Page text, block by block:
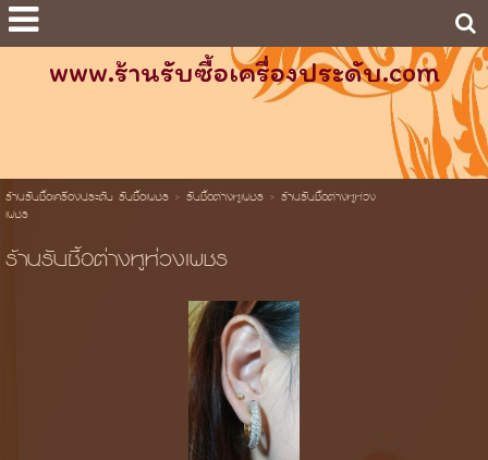
www.ร้านรับซื้อเครื่องประดับ.com
ร้านรับซื้อเครื่องประดับ รับซื้อเพชร> รับซื้อต่างหูเพชร> ร้านรับซื้อต่างหูห่วง
เพชร
ร้านรับซื้อต่างหูห่วงเพชร